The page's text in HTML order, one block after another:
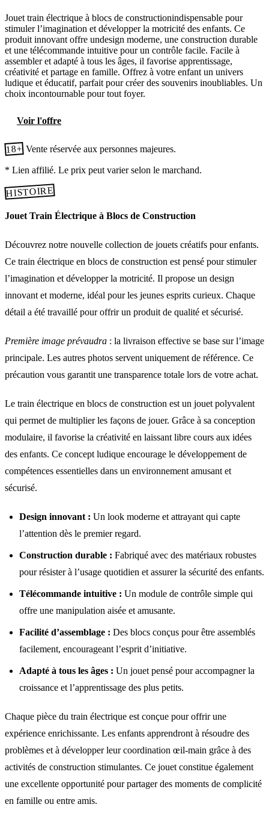
Jouet train électrique à blocs de constructionindispensable pour
stimuler l’imagination et développer la motricité des enfants. Ce
produit innovant offre undesign moderne, une construction durable
et une télécommande intuitive pour un contrôle facile. Facile à
assembler et adapté à tous les âges, il favorise apprentissage,
créativité et partage en famille. Offrez à votre enfant un univers
ludique et éducatif, parfait pour créer des souvenirs inoubliables. Un
choix incontournable pour tout foyer.
Voir l'offre
18+ Vente réservée aux personnes majeures.
* Lien affilié. Le prix peut varier selon le marchand.
HISTOIRE
Jouet Train Électrique à Blocs de Construction
Découvrez notre nouvelle collection de jouets créatifs pour enfants.
Ce train électrique en blocs de construction est pensé pour stimuler
l’imagination et développer la motricité. Il propose un design
innovant et moderne, idéal pour les jeunes esprits curieux. Chaque
détail a été travaillé pour offrir un produit de qualité et sécurisé.
Première image prévaudra : la livraison effective se base sur l’image
principale. Les autres photos servent uniquement de référence. Ce
précaution vous garantit une transparence totale lors de votre achat.
Le train électrique en blocs de construction est un jouet polyvalent
qui permet de multiplier les façons de jouer. Grâce à sa conception
modulaire, il favorise la créativité en laissant libre cours aux idées
des enfants. Ce concept ludique encourage le développement de
compétences essentielles dans un environnement amusant et
sécurisé.
Design innovant : Un look moderne et attrayant qui capte
l’attention dès le premier regard.
Construction durable : Fabriqué avec des matériaux robustes
pour résister à l’usage quotidien et assurer la sécurité des enfants.
Télécommande intuitive : Un module de contrôle simple qui
offre une manipulation aisée et amusante.
Facilité d’assemblage : Des blocs conçus pour être assemblés
facilement, encourageant l’esprit d’initiative.
Adapté à tous les âges : Un jouet pensé pour accompagner la
croissance et l’apprentissage des plus petits.
Chaque pièce du train électrique est conçue pour offrir une
expérience enrichissante. Les enfants apprendront à résoudre des
problèmes et à développer leur coordination œil-main grâce à des
activités de construction stimulantes. Ce jouet constitue également
une excellente opportunité pour partager des moments de complicité
en famille ou entre amis.